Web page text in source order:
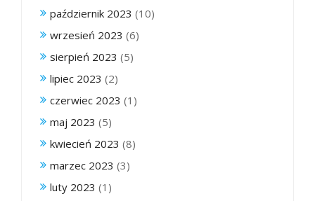
październik 2023 (10)
wrzesień 2023 (6)
sierpień 2023 (5)
lipiec 2023 (2)
czerwiec 2023 (1)
maj 2023 (5)
kwiecień 2023 (8)
marzec 2023 (3)
luty 2023 (1)